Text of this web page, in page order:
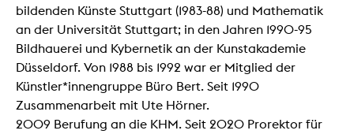
bildenden Künste Stuttgart (1983-88) und Mathematik
an der Universität Stuttgart; in den Jahren 1990-95
Bildhauerei und Kybernetik an der Kunstakademie
Düsseldorf. Von 1988 bis 1992 war er Mitglied der
Künstler*innengruppe Büro Bert. Seit 1990
Zusammenarbeit mit Ute Hörner.
2009 Berufung an die KHM. Seit 2020 Prorektor für